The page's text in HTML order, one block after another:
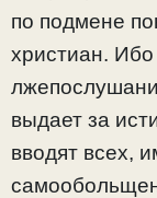
по подмене
христиан.
выдает за
вводят всех,